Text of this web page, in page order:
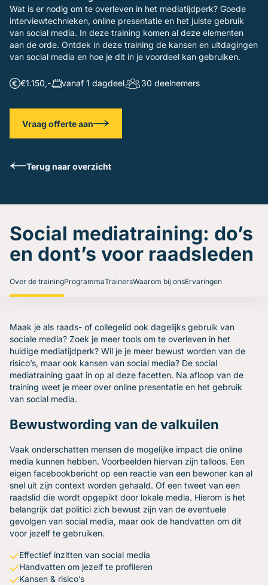
Gratis oefenavonden
Contact
Wat is er nodig om te overleven in het mediatijdperk? Goede
interviewtechnieken, online presentatie en het juiste gebruik
van social media. In deze training komen al deze elementen
aan de orde. Ontdek in deze training de kansen en uitdagingen
van social media en hoe je dit in je voordeel kan gebruiken.
€1.150,- vanaf 1 dagdeel 30 deelnemers
Vraag offerte aan
Terug naar overzicht
Social mediatraining: do’s
en dont’s voor raadsleden
Over de trainingProgrammaTrainersWaarom bij onsErvaringen
Maak je als raads- of collegelid ook dagelijks gebruik van
sociale media? Zoek je meer tools om te overleven in het
huidige mediatijdperk? Wil je je meer bewust worden van de
risico’s, maar ook kansen van social media? De social
mediatraining gaat in op al deze facetten. Na afloop van de
training weet je meer over online presentatie en het gebruik
van social media.
Bewustwording van de valkuilen
Vaak onderschatten mensen de mogelijke impact die online
media kunnen hebben. Voorbeelden hiervan zijn talloos. Een
eigen facebookbericht op een reactie van een bewoner kan al
snel uit zijn context worden gehaald. Of een tweet van een
raadslid die wordt opgepikt door lokale media. Hierom is het
belangrijk dat politici zich bewust zijn van de eventuele
gevolgen van social media, maar ook de handvatten om dit
voor jezelf te gebruiken.
Effectief inzitten van social media
Handvatten om jezelf te profileren
Kansen & risico’s